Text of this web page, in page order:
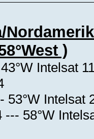
)
Intelsat
53°W Intelsat
--- 58°W